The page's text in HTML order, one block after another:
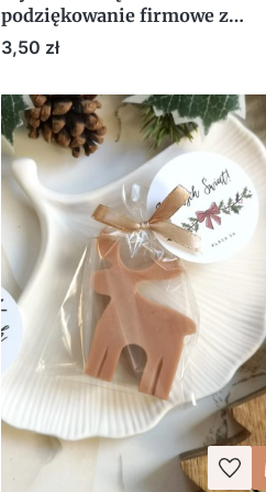
podziękowanie firmowe z
etykietą Boże Narodzenie
Mikołajki
Cena
3,50 zł